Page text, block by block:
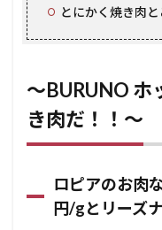
2
～
使って焼
き肉
だ！！～
2.1
アの
お肉
ならA
とにかく焼き肉と
～BURUNO ホ
き肉だ！！～
ロピアのお肉
円/gとリーズ